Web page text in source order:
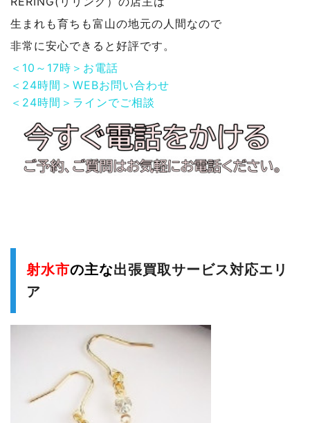
生まれも育ちも富山の地元の人間なので
非常に安心できると好評です。
＜10～17時＞お電話
＜24時間＞WEBお問い合わせ
＜24時間＞ラインでご相談
射水市の主な出張買取サービス対応エリ
ア